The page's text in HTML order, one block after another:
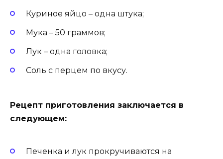
Куриное яйцо – одна штука;
Мука – 50 граммов;
Лук – одна головка;
Соль с перцем по вкусу.
Рецепт приготовления заключается в
следующем:
Печенка и лук прокручиваются на